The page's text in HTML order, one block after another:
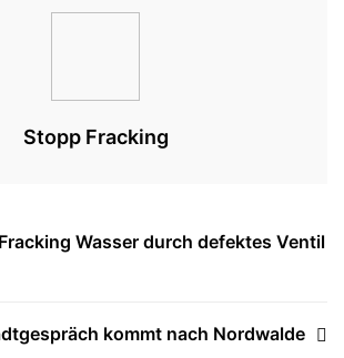
Stopp Fracking
Wasser durch defektes Ventil
kommt nach Nordwalde